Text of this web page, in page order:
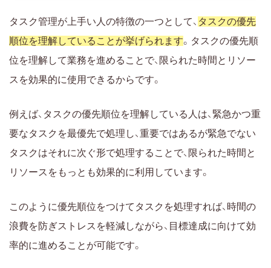
タスク管理が上手い人の特徴の一つとして、 タスクの優先
順位を理解していることが挙げられます。タスクの優先順
位を理解して業務を進めることで、限られた時間とリソー
スを効果的に使用できるからです。
例えば、タスクの優先順位を理解している人は、緊急かつ重
要なタスクを最優先で処理し、重要ではあるが緊急でない
タスクはそれに次ぐ形で処理することで、限られた時間と
リソースをもっとも効果的に利用しています。
このように優先順位をつけてタスクを処理すれば、時間の
浪費を防ぎストレスを軽減しながら、目標達成に向けて効
率的に進めることが可能です。